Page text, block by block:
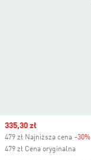
Sale price
335,30 zł
479 zł Najniższa cena -30%
479 zł Cena oryginalna